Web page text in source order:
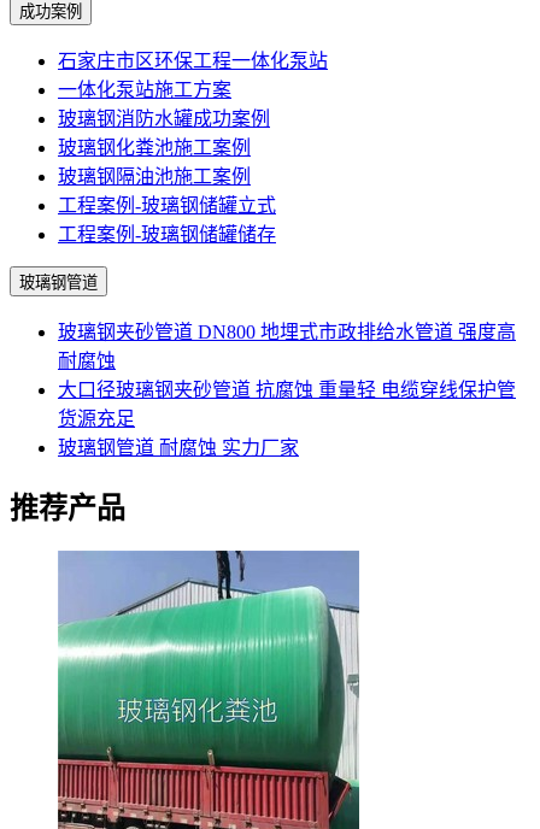
成功案例
石家庄市区环保工程一体化泵站
一体化泵站施工方案
玻璃钢消防水罐成功案例
玻璃钢化粪池施工案例
玻璃钢隔油池施工案例
工程案例-玻璃钢储罐立式
工程案例-玻璃钢储罐储存
玻璃钢管道
玻璃钢夹砂管道 DN800 地埋式市政排给水管道 强度高
耐腐蚀
大口径玻璃钢夹砂管道 抗腐蚀 重量轻 电缆穿线保护管
货源充足
玻璃钢管道 耐腐蚀 实力厂家
推荐产品